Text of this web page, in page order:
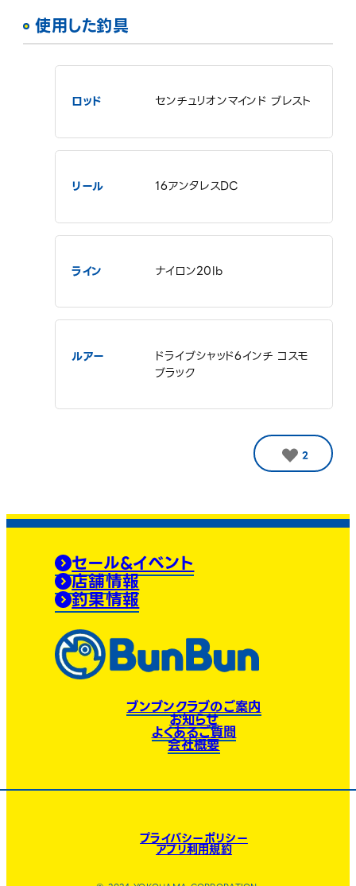
使用した釣具
ロッド センチュリオンマインド ブレスト
リール 16アンタレスDC
ライン ナイロン20lb
ルアー
ドライブシャッド6インチ コスモ
ブラック
2
セール&イベント
店舗情報
釣果情報
ブンブンクラブのご案内
お知らせ
よくあるご質問
会社概要
プライバシーポリシー
アプリ利用規約